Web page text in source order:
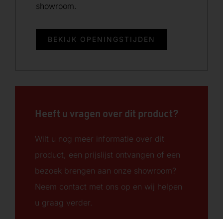
showroom.
BEKIJK OPENINGSTIJDEN
Heeft u vragen over dit product?
Wilt u nog meer informatie over dit
product, een prijslijst ontvangen of een
bezoek brengen aan onze showroom?
Neem contact met ons op en wij helpen
u graag verder.